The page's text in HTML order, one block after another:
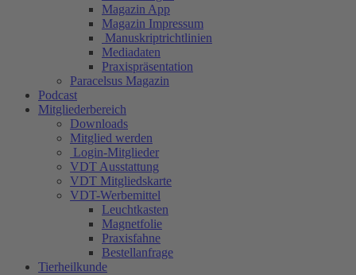
Magazin App
Magazin Impressum
Manuskriptrichtlinien
Mediadaten
Praxispräsentation
Paracelsus Magazin
Podcast
Mitgliederbereich
Downloads
Mitglied werden
Login-Mitglieder
VDT Ausstattung
VDT Mitgliedskarte
VDT-Werbemittel
Leuchtkasten
Magnetfolie
Praxisfahne
Bestellanfrage
Tierheilkunde